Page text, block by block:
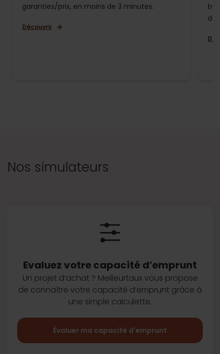
garanties/prix, en moins de 3 minutes.
Découvrir
de
Nos simulateurs
Evaluez votre capacité d’emprunt
Un projet d’achat ? Meilleurtaux vous propose
de connaître votre capacité d’emprunt grâce à
une simple calculette.
Évaluer ma capacité d'emprunt